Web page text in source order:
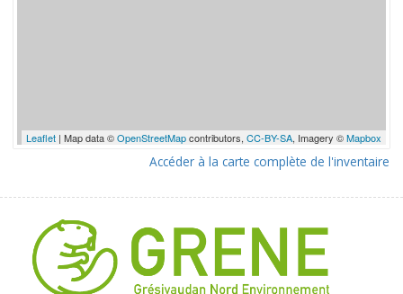
Leaflet | Map data ©OpenStreetMapcontributors, CC-BY-SA, Imagery ©Mapbox
Accéder à la carte complète de l'inventaire